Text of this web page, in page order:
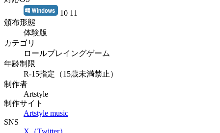
10 11
頒布形態
体験版
カテゴリ
ロールプレイングゲーム
年齢制限
R-15指定（15歳未満禁止）
制作者
Artstyle
制作サイト
Artstyle music
SNS
X（Twitter）